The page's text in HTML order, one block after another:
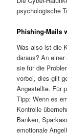
psychologische
Phishing-Mails
Was also ist die
daraus? An
sie für die
vorbei, dies gilt
Angestellte. Für
Tipp: Wenn es
Kontrolle
Banken,
emotionale